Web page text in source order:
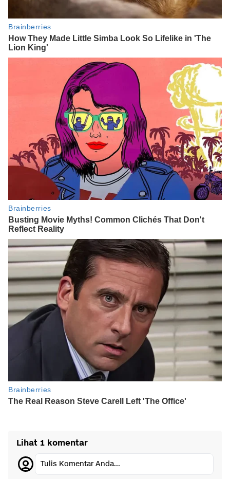
Lihat 1 komentar
Tulis Komentar Anda...